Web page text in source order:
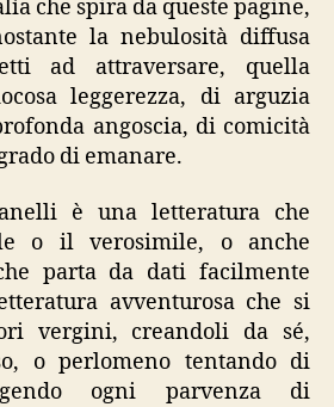
che spira da queste pagine,
la nebulosità diffusa
ad attraversare, quella
leggerezza, di arguzia
angoscia, di comicità
di emanare.
è una letteratura che
o il verosimile, o anche
parta da dati facilmente
avventurosa che si
vergini, creandoli da sé,
o perlomeno tentando di
ogni parvenza di